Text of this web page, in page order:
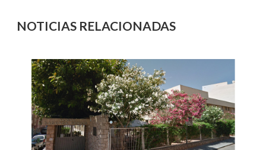
NOTICIAS RELACIONADAS